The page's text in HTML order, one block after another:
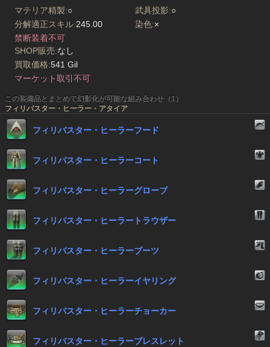
マテリア精製:○ 武具投影:○
分解適正スキル:245.00 染色:×
禁断装着不可
SHOP販売:なし
買取価格:541 Gil
マーケット取引不可
この装備品とまとめて幻影化が可能な組み合わせ（1）
フィリバスター・ヒーラー・アタイア
フィリバスター・ヒーラーフード
フィリバスター・ヒーラーコート
フィリバスター・ヒーラーグローブ
フィリバスター・ヒーラートラウザー
フィリバスター・ヒーラーブーツ
フィリバスター・ヒーラーイヤリング
フィリバスター・ヒーラーチョーカー
フィリバスター・ヒーラーブレスレット